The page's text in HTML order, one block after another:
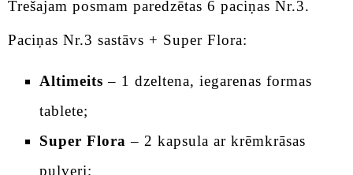
Trešajam posmam paredzētas 6 paciņas Nr.3.
Paciņas Nr.3 sastāvs + Super Flora:
Altimeits – 1 dzeltena, iegarenas formas
tablete;
Super Flora – 2 kapsula ar krēmkrāsas
pulveri;